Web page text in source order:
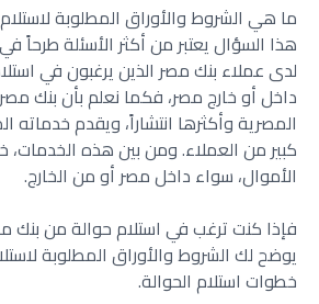
ما هي الشروط والأوراق المطلوبة
هذا السؤال يعتبر من أكثر الأسئلة طرحاً
لدى عملاء بنك مصر الذين يرغبون في
داخل أو خارج مصر، فكما نعلم بأن بنك
المصرية وأكثرها انتشاراً، ويقدم خدماته
كبير من العملاء.ومن بين هذه الخدمات،
الأموال، سواء داخل مصر أو من الخارج.
فإذا كنت ترغب في استلام حوالة من بنك
يوضح لك الشروط والأوراق المطلوبة
خطوات استلام الحوالة.